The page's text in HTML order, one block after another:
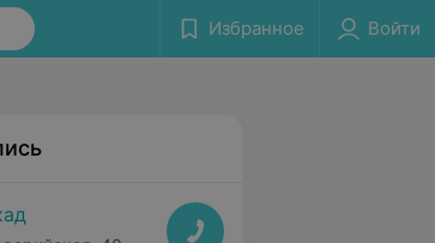
Избранное Войти